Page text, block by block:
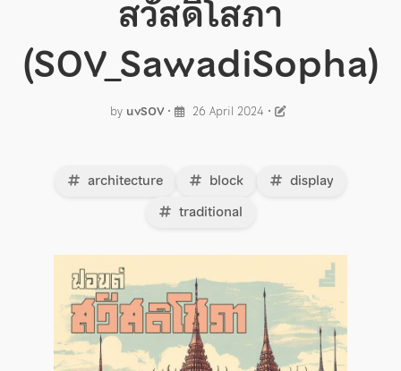
สวัสดิโสภา
(SOV_SawadiSopha)
by uvSOV • 26 April 2024 •
architecture block
display
traditional